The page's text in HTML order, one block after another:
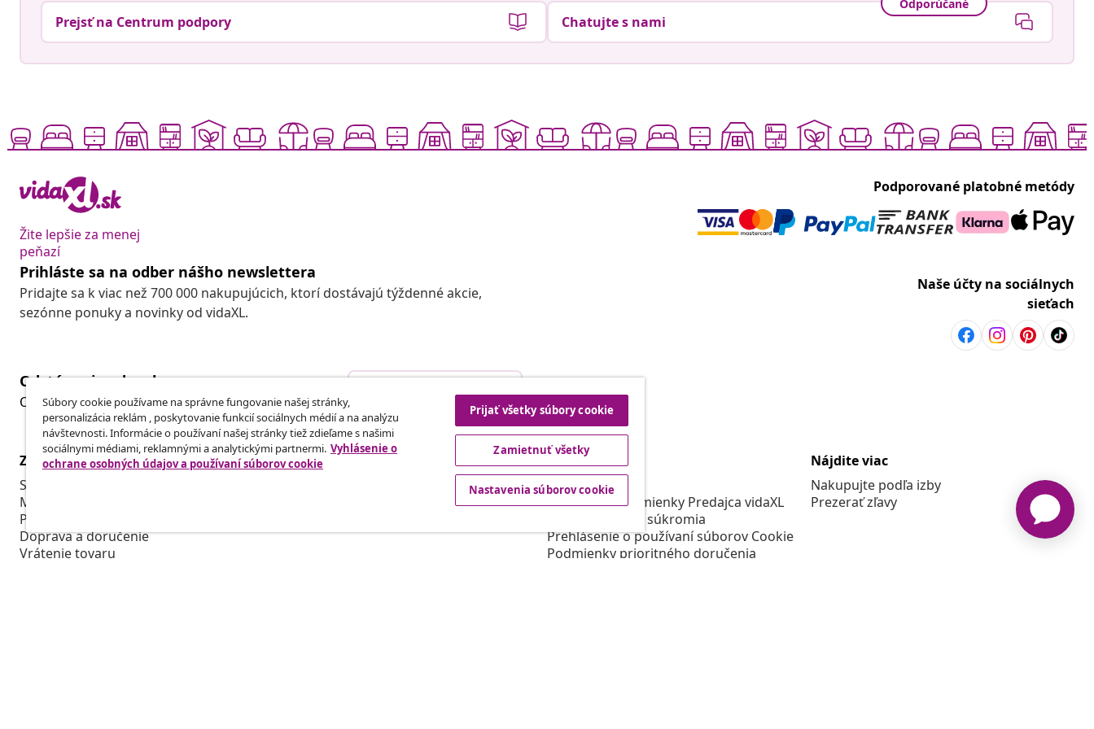
Prejsť na Centrum podpory
Odporúčané
Chatujte s nami
Žite lepšie za menej
peňazí
Podporované platobné metódy
Prihláste sa na odber nášho newslettera
Pridajte sa k viac než 700 000 nakupujúcich, ktorí dostávajú týždenné akcie,
sezónne ponuky a novinky od vidaXL.
Naše účty na sociálnych
sieťach
Odstúpenie od zmluvy
Odošlite žiadosť o odstúpenie od vašej objednávky.
Odstúpenie od zmluvy
Zákaznícky Servis
Sledujte svoju objednávku
Môj účet
Platba
Doprava a doručenie
Vrátenie tovaru
Obchodní partneri
vidaXL
O vidaXL
Obchodné podmienky Predajca vidaXL
Zásady ochrany súkromia
Prehlásenie o používaní súborov Cookie
Podmienky prioritného doručenia
Nájdite viac
Nakupujte podľa izby
Prezerať zľavy
Súbory cookie používame na správne fungovanie našej stránky,
personalizácia reklám , poskytovanie funkcií sociálnych médií a na analýzu
návštevnosti. Informácie o používaní našej stránky tiež zdieľame s našimi
sociálnymi médiami, reklamnými a analytickými partnermi. Vyhlásenie o
ochrane osobných údajov a používaní súborov cookie
Prijať všetky súbory cookie
Zamietnuť všetky
Nastavenia súborov cookie